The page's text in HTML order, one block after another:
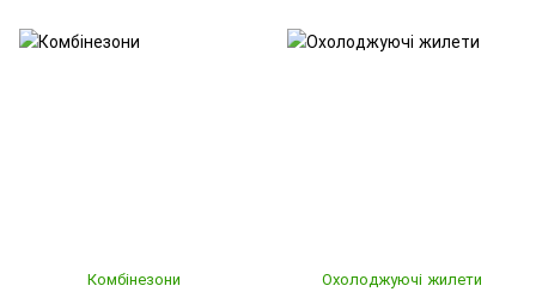
Комбінезони Охолоджуючі жилети